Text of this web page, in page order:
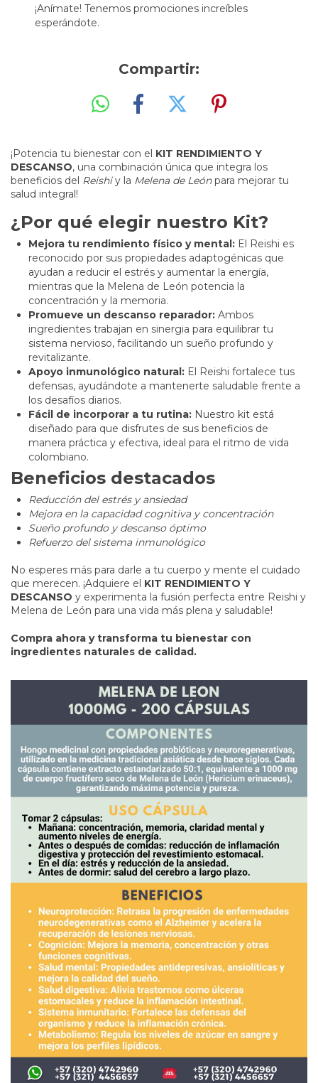
¡Anímate! Tenemos promociones increíbles
esperándote.
Compartir:
¡Potencia tu bienestar con el KIT RENDIMIENTO Y
DESCANSO, una combinación única que integra los
beneficios del Reishiy la Melena de Leónpara mejorar tu
salud integral!
¿Por qué elegir nuestro Kit?
Mejora tu rendimiento físico y mental: El Reishi es
reconocido por sus propiedades adaptogénicas que
ayudan a reducir el estrés y aumentar la energía,
mientras que la Melena de León potencia la
concentración y la memoria.
Promueve un descanso reparador: Ambos
ingredientes trabajan en sinergia para equilibrar tu
sistema nervioso, facilitando un sueño profundo y
revitalizante.
Apoyo inmunológico natural: El Reishi fortalece tus
defensas, ayudándote a mantenerte saludable frente a
los desafíos diarios.
Fácil de incorporar a tu rutina: Nuestro kit está
diseñado para que disfrutes de sus beneficios de
manera práctica y efectiva, ideal para el ritmo de vida
colombiano.
Beneficios destacados
Reducción del estrés y ansiedad
Mejora en la capacidad cognitiva y concentración
Sueño profundo y descanso óptimo
Refuerzo del sistema inmunológico
No esperes más para darle a tu cuerpo y mente el cuidado
que merecen. ¡Adquiere el KIT RENDIMIENTO Y
DESCANSO y experimenta la fusión perfecta entre Reishi y
Melena de León para una vida más plena y saludable!
Compra ahora y transforma tu bienestar con
ingredientes naturales de calidad.